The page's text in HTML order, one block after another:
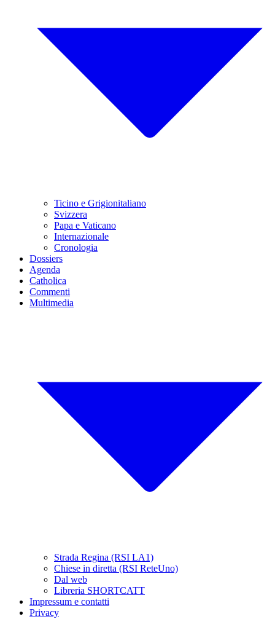
Ticino e Grigionitaliano
Svizzera
Papa e Vaticano
Internazionale
Cronologia
Dossiers
Agenda
Catholica
Commenti
Multimedia
Strada Regina (RSI LA1)
Chiese in diretta (RSI ReteUno)
Dal web
Libreria SHORTCATT
Impressum e contatti
Privacy